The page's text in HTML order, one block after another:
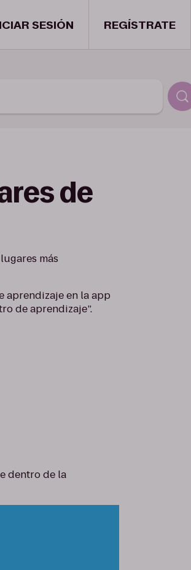
SESIÓN REGÍSTRATE
de
más
aprendizaje en la app
de aprendizaje”.
dentro de la